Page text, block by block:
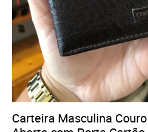
Carteira Masculina